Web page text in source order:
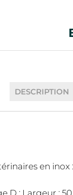
DESCRIPTION
en inox :